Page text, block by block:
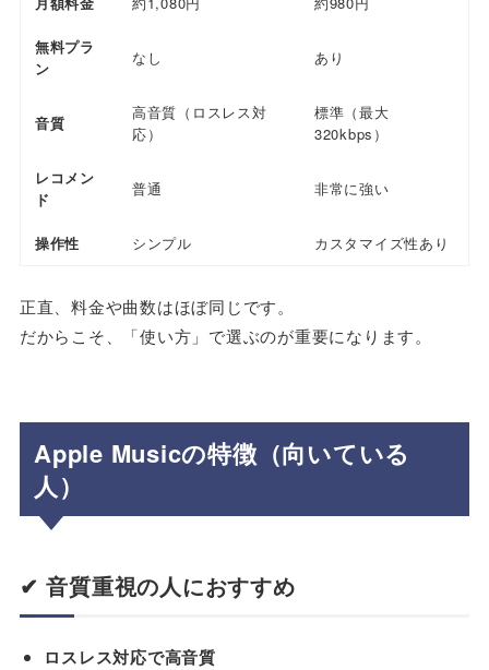
無料プラ
ン
なし あり
音質
高音質（ロスレス対
応）
標準（最大
320kbps）
レコメン
ド
普通 非常に強い
操作性 シンプル カスタマイズ性あり
正直、料金や曲数はほぼ同じです。
だからこそ、「使い方」で選ぶのが重要になります。
Apple Musicの特徴（向いている
人）
✔ 音質重視の人におすすめ
ロスレス対応で高音質